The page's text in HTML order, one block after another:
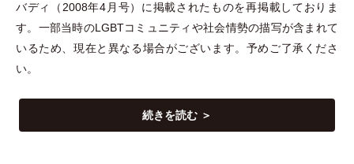
バディ
（ 2008年4月号） に掲載されたものを再掲載しておりま
す。一部当時のLGBTコミュニティや社会情勢の描写が含まれて
いるため、現在と異なる場合がございます。予めご了承くださ
い。
続きを読む ＞